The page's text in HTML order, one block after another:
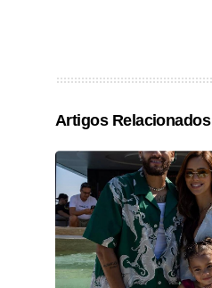
Artigos Relacionados